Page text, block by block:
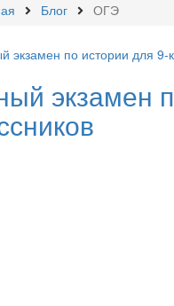
Блог ОГЭ
экзамен